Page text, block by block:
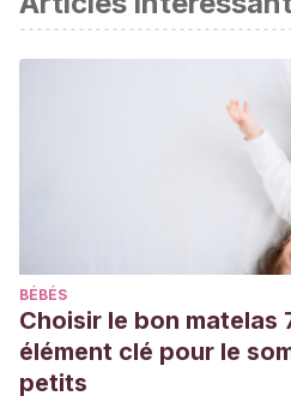
Yezi Xue.(2010). A cloudy
Ringling College of
BÉBÉS
Choisir le bon matelas
élément clé pour le
petits